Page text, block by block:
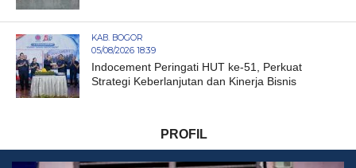
KAB. BOGOR
05/08/2026 18:39
Indocement Peringati HUT ke-51, Perkuat
Strategi Keberlanjutan dan Kinerja Bisnis
PROFIL